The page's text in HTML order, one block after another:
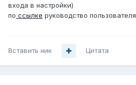
входа в настройки)
по ссылке руководство пользователя
Вставить ник Цитата